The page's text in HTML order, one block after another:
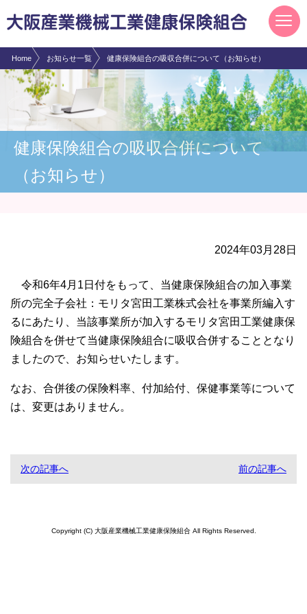
Home お知らせ一覧 健康保険組合の吸収合併について（お知らせ）
健康保険組合の吸収合併について
（お知らせ）
2024年03月28日
令和6年4月1日付をもって、当健康保険組合の加入事業
所の完全子会社：モリタ宮田工業株式会社を事業所編入す
るにあたり、当該事業所が加入するモリタ宮田工業健康保
険組合を併せて当健康保険組合に吸収合併することとなり
ましたので、お知らせいたします。
なお、合併後の保険料率、付加給付、保健事業等について
は、変更はありません。
次の記事へ 前の記事へ
Copyright (C) 大阪産業機械工業健康保険組合 All Rights Reserved.